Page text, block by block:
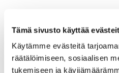
Tämä sivusto käyttää
Käytämme evästeitä
räätälöimiseen, sosiaalisen
tukemiseen ja
Exempel 2.
På kontoret